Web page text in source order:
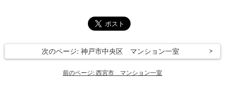
次のページ: 神戸市中央区 マンション一室
前のページ: 西宮市 マンション一室